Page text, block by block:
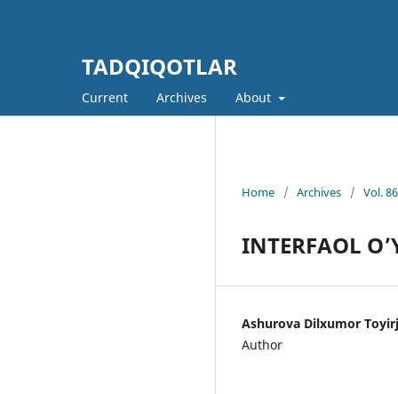
TADQIQOTLAR
Current Archives About
Home / Archives / Vol.
INTERFAOL
Ashurova Dilxumor
Author